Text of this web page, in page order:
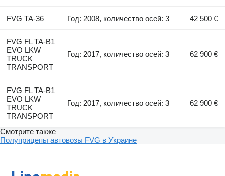
FVG TA-36 Год: 2008, количество осей: 3 42 500 €
FVG FL TA-B1
EVO LKW
TRUCK
TRANSPORT
Год: 2017, количество осей: 3 62 900 €
FVG FL TA-B1
EVO LKW
TRUCK
TRANSPORT
Год: 2017, количество осей: 3 62 900 €
Смотрите также
Полуприцепы автовозы FVG в Украине